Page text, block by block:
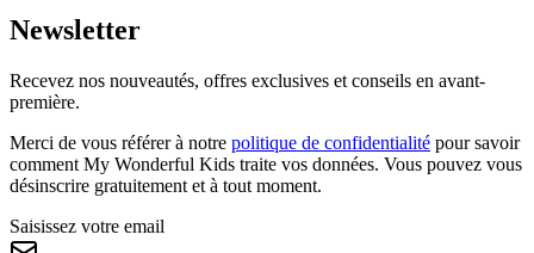
Newsletter
Recevez nos nouveautés, offres exclusives et conseils en avant-
première.
Merci de vous référer à notre politique de confidentialité pour savoir
comment My Wonderful Kids traite vos données. Vous pouvez vous
désinscrire gratuitement et à tout moment.
Saisissez votre email